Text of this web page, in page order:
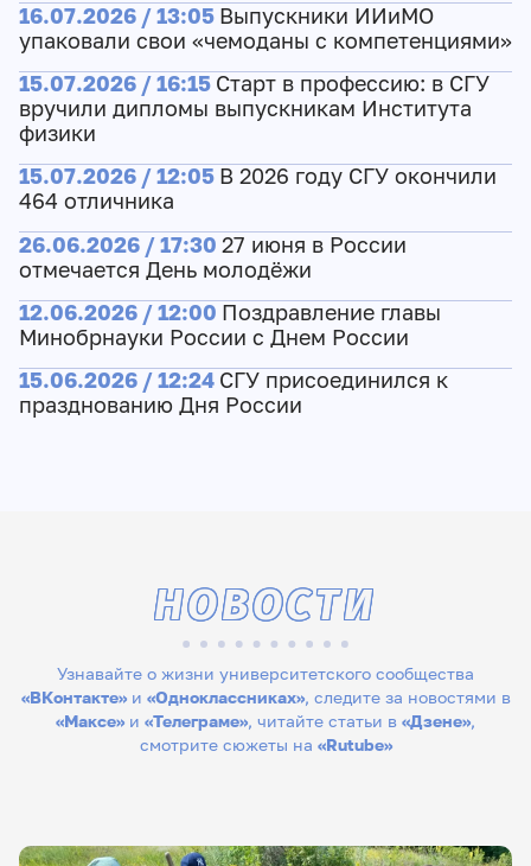
16.07.2026 / 13:05 Выпускники ИИиМО
упаковали свои «чемоданы с компетенциями»
15.07.2026 / 16:15 Старт в профессию: в СГУ
вручили дипломы выпускникам Института
физики
15.07.2026 / 12:05 В 2026 году СГУ окончили
464 отличника
26.06.2026 / 17:30 27 июня в России
отмечается День молодёжи
12.06.2026 / 12:00 Поздравление главы
Минобрнауки России с Днем России
15.06.2026 / 12:24 СГУ присоединился к
празднованию Дня России
Узнавайте о жизни университетского сообщества
«ВКонтакте»и «Одноклассниках», следите за новостями в
«Максе» и «Телеграме», читайте статьи в «Дзене»,
смотрите сюжеты на «Rutube»
НОВОСТИ